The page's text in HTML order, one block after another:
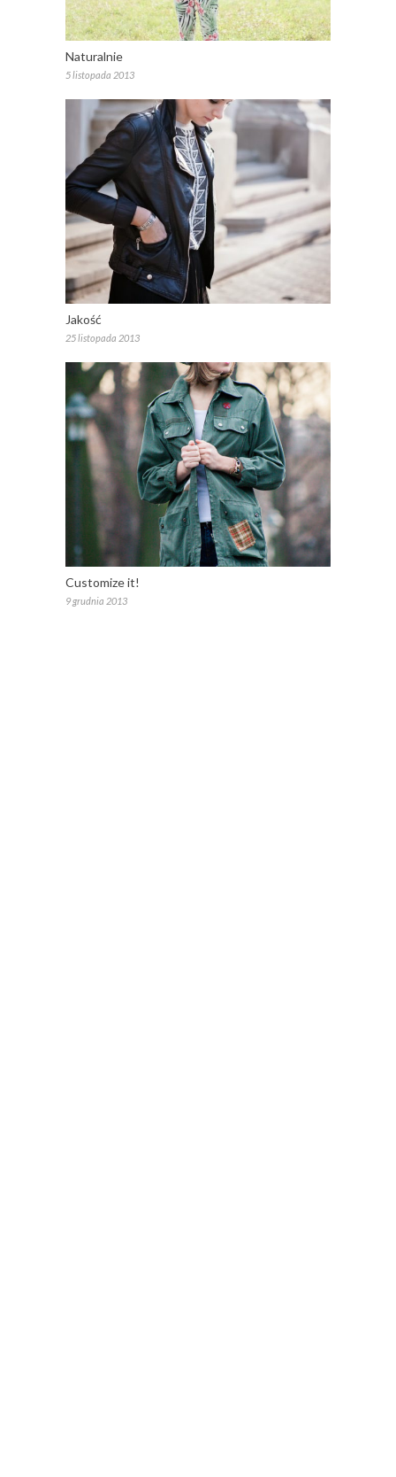
Naturalnie
5 listopada 2013
Jakość
25 listopada 2013
Customize it!
9 grudnia 2013